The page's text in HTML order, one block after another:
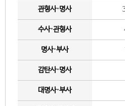
관형사·명사
수사·관형사
명사·부사
감탄사·명사
대명사·부사